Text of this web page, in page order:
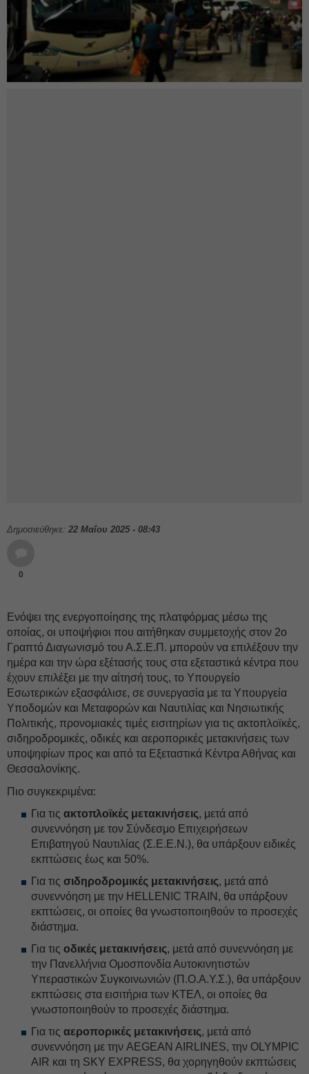
Δημοσιεύθηκε: 22 Μαΐου 2025 - 08:43
0
Ενόψει της ενεργοποίησης της πλατφόρμας μέσω της
οποίας, οι υποψήφιοι που αιτήθηκαν συμμετοχής στον 2ο
Γραπτό Διαγωνισμό του Α.Σ.Ε.Π. μπορούν να επιλέξουν την
ημέρα και την ώρα εξέτασής τους στα εξεταστικά κέντρα που
έχουν επιλέξει με την αίτησή τους, το Υπουργείο
Εσωτερικών εξασφάλισε, σε συνεργασία με τα Υπουργεία
Υποδομών και Μεταφορών και Ναυτιλίας και Νησιωτικής
Πολιτικής, προνομιακές τιμές εισιτηρίων για τις ακτοπλοϊκές,
σιδηροδρομικές, οδικές και αεροπορικές μετακινήσεις των
υποψηφίων προς και από τα Εξεταστικά Κέντρα Αθήνας και
Θεσσαλονίκης.
Πιο συγκεκριμένα:
Για τις ακτοπλοϊκές μετακινήσεις, μετά από
συνεννόηση με τον Σύνδεσμο Επιχειρήσεων
Επιβατηγού Ναυτιλίας (Σ.Ε.Ε.Ν.), θα υπάρξουν ειδικές
εκπτώσεις έως και 50%.
Για τις σιδηροδρομικές μετακινήσεις, μετά από
συνεννόηση με την HELLENIC TRAIN, θα υπάρξουν
εκπτώσεις, οι οποίες θα γνωστοποιηθούν το προσεχές
διάστημα.
Για τις οδικές μετακινήσεις, μετά από συνεννόηση με
την Πανελλήνια Ομοσπονδία Αυτοκινητιστών
Υπεραστικών Συγκοινωνιών (Π.Ο.Α.Υ.Σ.), θα υπάρξουν
εκπτώσεις στα εισιτήρια των ΚΤΕΛ, οι οποίες θα
γνωστοποιηθούν το προσεχές διάστημα.
Για τις αεροπορικές μετακινήσεις, μετά από
συνεννόηση με την AEGEAN AIRLINES, την OLYMPIC
AIR και τη SKY EXPRESS, θα χορηγηθούν εκπτώσεις